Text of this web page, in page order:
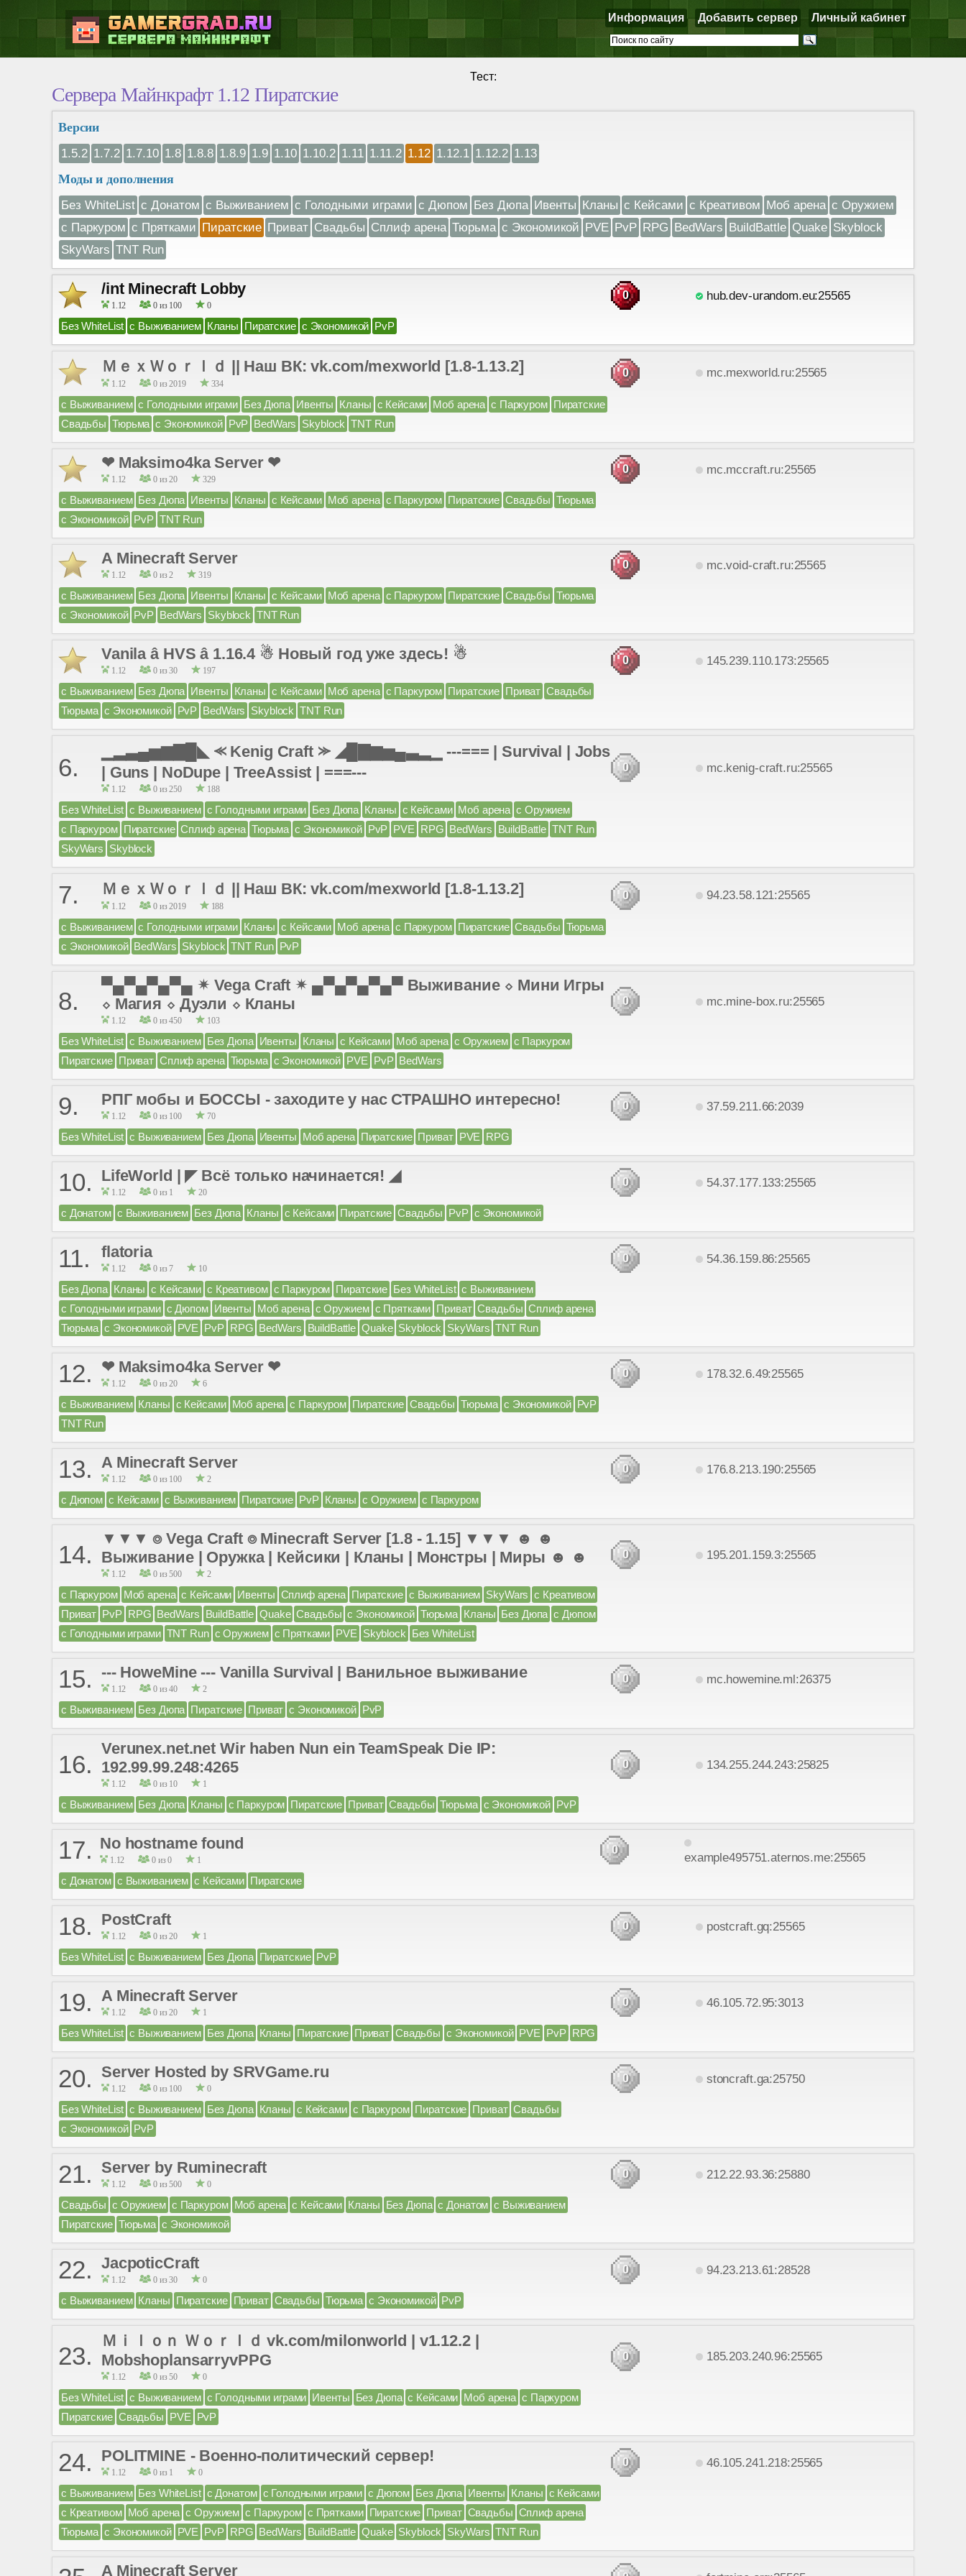
Информация Добавить сервер Личный кабинет
Тест:
Сервера Майнкрафт 1.12 Пиратские
Версии
1.5.2 1.7.2 1.7.10 1.8 1.8.8 1.8.9 1.9 1.10 1.10.2 1.11 1.11.2 1.12 1.12.1 1.12.2 1.13
Моды и дополнения
Без WhiteList с Донатом с Выживанием с Голодными играми с Дюпом Без Дюпа Ивенты Кланы с Кейсами с Креативом Моб арена с Оружием
с Паркуром с Прятками Пиратские Приват Свадьбы Сплиф арена Тюрьма с Экономикой PVE PvP RPG BedWars BuildBattle Quake Skyblock
SkyWars TNT Run
/int Minecraft Lobby
1.12 0 из 100 0
0 hub.dev-urandom.eu:25565
Без WhiteList с Выживанием Кланы Пиратские с Экономикой PvP
ＭｅｘＷｏｒｌｄ || Наш ВК: vk.com/mexworld [1.8-1.13.2]
1.12 0 из 2019 334
0 mc.mexworld.ru:25565
с Выживанием с Голодными играми Без Дюпа Ивенты Кланы с Кейсами Моб арена с Паркуром Пиратские
Свадьбы Тюрьма с Экономикой PvP BedWars Skyblock TNT Run
❤ Maksimo4ka Server ❤
1.12 0 из 20 329
0 mc.mccraft.ru:25565
с Выживанием Без Дюпа Ивенты Кланы с Кейсами Моб арена с Паркуром Пиратские Свадьбы Тюрьма
с Экономикой PvP TNT Run
A Minecraft Server
1.12 0 из 2 319
0 mc.void-craft.ru:25565
с Выживанием Без Дюпа Ивенты Кланы с Кейсами Моб арена с Паркуром Пиратские Свадьбы Тюрьма
с Экономикой PvP BedWars Skyblock TNT Run
Vanila â HVS â 1.16.4 ☃ Новый год уже здесь! ☃
1.12 0 из 30 197
0 145.239.110.173:25565
с Выживанием Без Дюпа Ивенты Кланы с Кейсами Моб арена с Паркуром Пиратские Приват Свадьбы
Тюрьма с Экономикой PvP BedWars Skyblock TNT Run
6.
▁▂▃▄▅▆▇█◣ ⪻ Kenig Craft ⪼ ◢█▇▆▅▄▃▂▁ ---=== | Survival | Jobs
| Guns | NoDupe | TreeAssist | ===---
1.12 0 из 250 188
0 mc.kenig-craft.ru:25565
Без WhiteList с Выживанием с Голодными играми Без Дюпа Кланы с Кейсами Моб арена с Оружием
с Паркуром Пиратские Сплиф арена Тюрьма с Экономикой PvP PVE RPG BedWars BuildBattle TNT Run
SkyWars Skyblock
7. ＭｅｘＷｏｒｌｄ || Наш ВК: vk.com/mexworld [1.8-1.13.2]
1.12 0 из 2019 188
0 94.23.58.121:25565
с Выживанием с Голодными играми Кланы с Кейсами Моб арена с Паркуром Пиратские Свадьбы Тюрьма
с Экономикой BedWars Skyblock TNT Run PvP
8.
▀▄▀▄▀▄▀▄ ✴ Vega Craft ✴ ▄▀▄▀▄▀▄▀ Выживание ⬦ Мини Игры
⬦ Магия ⬦ Дуэли ⬦ Кланы
1.12 0 из 450 103
0 mc.mine-box.ru:25565
Без WhiteList с Выживанием Без Дюпа Ивенты Кланы с Кейсами Моб арена с Оружием с Паркуром
Пиратские Приват Сплиф арена Тюрьма с Экономикой PVE PvP BedWars
9. РПГ мобы и БОССЫ - заходите у нас СТРАШНО интересно!
1.12 0 из 100 70
0 37.59.211.66:2039
Без WhiteList с Выживанием Без Дюпа Ивенты Моб арена Пиратские Приват PVE RPG
10. LifeWorld | ◤ Всё только начинается! ◢
1.12 0 из 1 20
0 54.37.177.133:25565
с Донатом с Выживанием Без Дюпа Кланы с Кейсами Пиратские Свадьбы PvP с Экономикой
11. flatoria
1.12 0 из 7 10
0 54.36.159.86:25565
Без Дюпа Кланы с Кейсами с Креативом с Паркуром Пиратские Без WhiteList с Выживанием
с Голодными играми с Дюпом Ивенты Моб арена с Оружием с Прятками Приват Свадьбы Сплиф арена
Тюрьма с Экономикой PVE PvP RPG BedWars BuildBattle Quake Skyblock SkyWars TNT Run
12. ❤ Maksimo4ka Server ❤
1.12 0 из 20 6
0 178.32.6.49:25565
с Выживанием Кланы с Кейсами Моб арена с Паркуром Пиратские Свадьбы Тюрьма с Экономикой PvP
TNT Run
13. A Minecraft Server
1.12 0 из 100 2
0 176.8.213.190:25565
с Дюпом с Кейсами с Выживанием Пиратские PvP Кланы с Оружием с Паркуром
14.
▼▼▼ ⌾ Vega Craft ⌾ Minecraft Server [1.8 - 1.15] ▼▼▼ ☻ ☻
Выживание | Оружка | Кейсики | Кланы | Монстры | Миры ☻ ☻
1.12 0 из 500 2
0 195.201.159.3:25565
с Паркуром Моб арена с Кейсами Ивенты Сплиф арена Пиратские с Выживанием SkyWars с Креативом
Приват PvP RPG BedWars BuildBattle Quake Свадьбы с Экономикой Тюрьма Кланы Без Дюпа с Дюпом
с Голодными играми TNT Run с Оружием с Прятками PVE Skyblock Без WhiteList
15. --- HoweMine --- Vanilla Survival | Ванильное выживание
1.12 0 из 40 2
0 mc.howemine.ml:26375
с Выживанием Без Дюпа Пиратские Приват с Экономикой PvP
16.
Verunex.net.net Wir haben Nun ein TeamSpeak Die IP:
192.99.99.248:4265
1.12 0 из 10 1
0 134.255.244.243:25825
с Выживанием Без Дюпа Кланы с Паркуром Пиратские Приват Свадьбы Тюрьма с Экономикой PvP
17. No hostname found
1.12 0 из 0 1
0
example495751.aternos.me:25565
с Донатом с Выживанием с Кейсами Пиратские
18. PostCraft
1.12 0 из 20 1
0 postcraft.gq:25565
Без WhiteList с Выживанием Без Дюпа Пиратские PvP
19. A Minecraft Server
1.12 0 из 20 1
0 46.105.72.95:3013
Без WhiteList с Выживанием Без Дюпа Кланы Пиратские Приват Свадьбы с Экономикой PVE PvP RPG
20. Server Hosted by SRVGame.ru
1.12 0 из 100 0
0 stoncraft.ga:25750
Без WhiteList с Выживанием Без Дюпа Кланы с Кейсами с Паркуром Пиратские Приват Свадьбы
с Экономикой PvP
21. Server by Ruminecraft
1.12 0 из 500 0
0 212.22.93.36:25880
Свадьбы с Оружием с Паркуром Моб арена с Кейсами Кланы Без Дюпа с Донатом с Выживанием
Пиратские Тюрьма с Экономикой
22. JacpoticCraft
1.12 0 из 30 0
0 94.23.213.61:28528
с Выживанием Кланы Пиратские Приват Свадьбы Тюрьма с Экономикой PvP
23.
Ｍｉｌｏｎ Ｗｏｒｌｄ vk.com/milonworld | v1.12.2 |
MobshoplansarryvPPG
1.12 0 из 50 0
0 185.203.240.96:25565
Без WhiteList с Выживанием с Голодными играми Ивенты Без Дюпа с Кейсами Моб арена с Паркуром
Пиратские Свадьбы PVE PvP
24. POLITMINE - Военно-политический сервер!
1.12 0 из 1 0
0 46.105.241.218:25565
с Выживанием Без WhiteList с Донатом с Голодными играми с Дюпом Без Дюпа Ивенты Кланы с Кейсами
с Креативом Моб арена с Оружием с Паркуром с Прятками Пиратские Приват Свадьбы Сплиф арена
Тюрьма с Экономикой PVE PvP RPG BedWars BuildBattle Quake Skyblock SkyWars TNT Run
A Minecraft Server